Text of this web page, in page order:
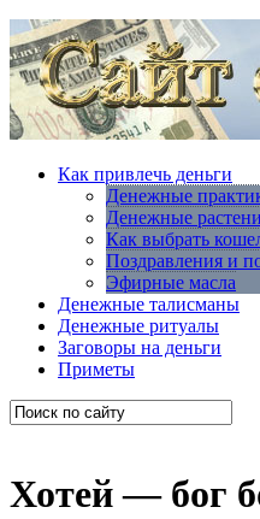
Как привлечь деньги
Денежные
Денежные
Как выбрать
Поздравления и
Эфирные масла
Денежные талисманы
Денежные ритуалы
Заговоры на деньги
Приметы
Хотей — бог